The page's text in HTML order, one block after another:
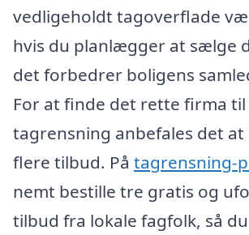
vedligeholdt tagoverflade
hvis du planlægger at sælge
det forbedrer boligens
For at finde det rette firma til
tagrensning anbefales det
flere tilbud. På tagrensning-
nemt bestille tre gratis og
tilbud fra lokale fagfolk, så